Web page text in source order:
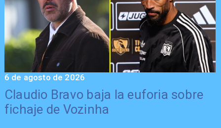
Claudio Bravo baja la euforia sobre
fichaje de Vozinha
6 de agosto de 2026